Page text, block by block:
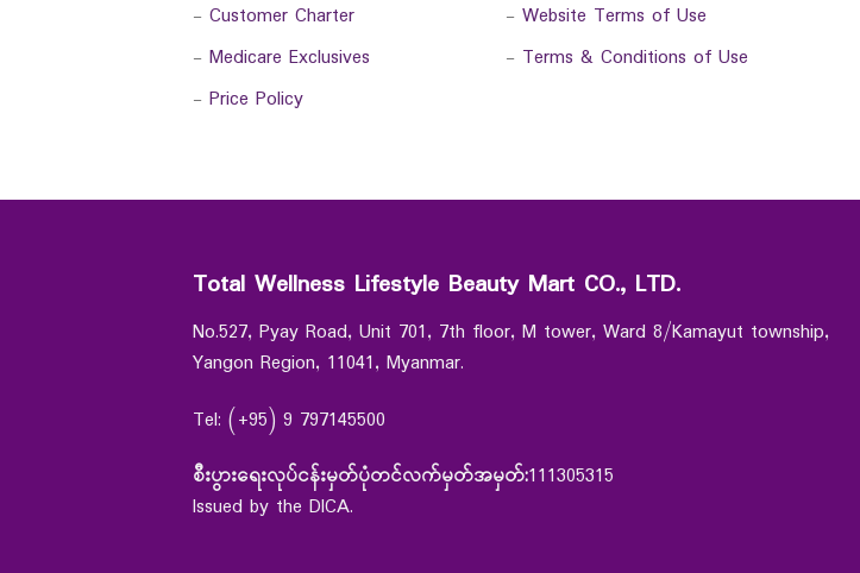
- Customer Charter
- Medicare Exclusives
- Price Policy
- Website Terms of Use
- Terms & Conditions of Use
Total Wellness Lifestyle Beauty Mart CO., LTD.
No.527, Pyay Road, Unit 701, 7th floor, M tower, Ward 8/Kamayut township,
Yangon Region, 11041, Myanmar.
Tel: (+95) 9 797145500
စီးပွားရေးလုပ်ငန်းမှတ်ပုံတင်လက်မှတ်အမှတ်:111305315
Issued by the DICA.